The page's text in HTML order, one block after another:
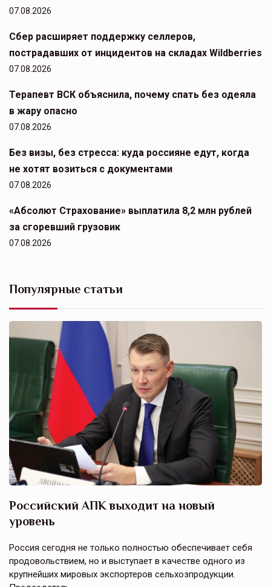
07.08.2026
Сбер расширяет поддержку селлеров,
пострадавших от инцидентов на складах Wildberries
07.08.2026
Терапевт ВСК объяснила, почему спать без одеяла
в жару опасно
07.08.2026
Без визы, без стресса: куда россияне едут, когда
не хотят возиться с документами
07.08.2026
«Абсолют Страхование» выплатила 8,2 млн рублей
за сгоревший грузовик
07.08.2026
Популярные статьи
Российский АПК выходит на новый
уровень
Россия сегодня не только полностью обеспечивает себя
продовольствием, но и выступает в качестве одного из
крупнейших мировых экспортеров сельхозпродукции.